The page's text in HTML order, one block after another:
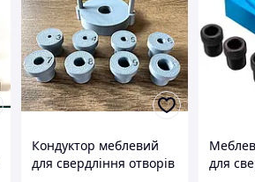
Кондуктор меблевий
для свердління отворів
для